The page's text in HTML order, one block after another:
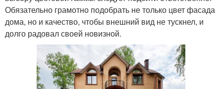
Обязательно грамотно подобрать не только цвет фасада
дома, но и качество, чтобы внешний вид не тускнел, и
долго радовал своей новизной.